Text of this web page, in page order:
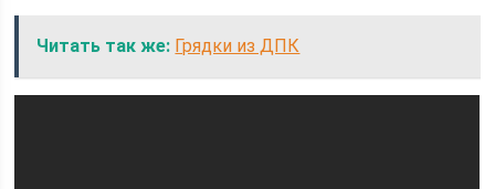
Читать так же: Грядки из ДПК